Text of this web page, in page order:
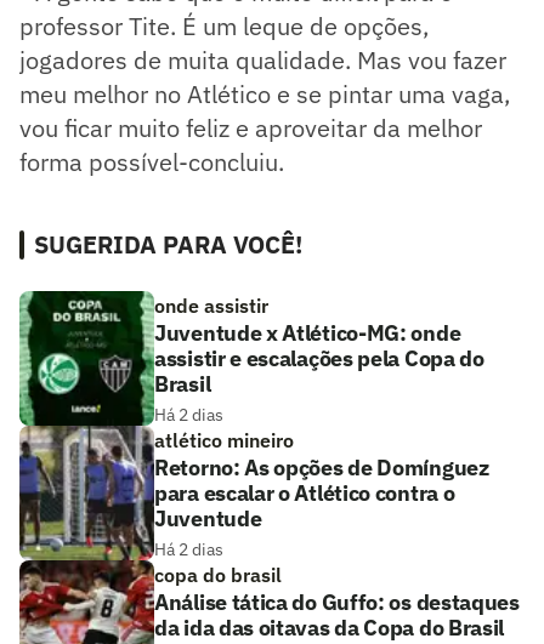
professor Tite. É um leque de opções,
jogadores de muita qualidade. Mas vou fazer
meu melhor no Atlético e se pintar uma vaga,
vou ficar muito feliz e aproveitar da melhor
forma possível-concluiu.
SUGERIDA PARA VOCÊ!
onde assistir
Juventude x Atlético-MG: onde
assistir e escalações pela Copa do
Brasil
Há 2 dias
atlético mineiro
Retorno: As opções de Domínguez
para escalar o Atlético contra o
Juventude
Há 2 dias
copa do brasil
Análise tática do Guffo: os destaques
da ida das oitavas da Copa do Brasil